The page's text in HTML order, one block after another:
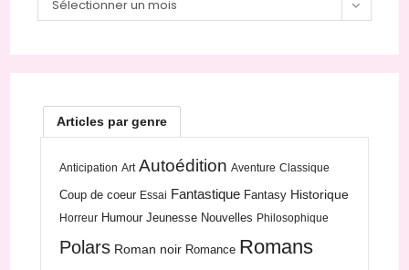
Sélectionner un mois
Articles par genre
Anticipation Art Autoédition Aventure Classique
Coup de coeur Essai Fantastique Fantasy Historique
Horreur Humour Jeunesse Nouvelles Philosophique
Polars Roman noir Romance Romans